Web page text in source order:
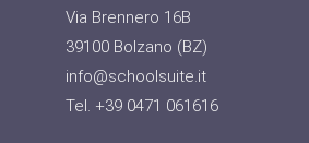
Via Brennero 16B
39100 Bolzano (BZ)
info@schoolsuite.it
Tel. +39 0471 061616